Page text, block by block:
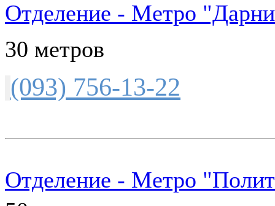
Отделение - Метро
30 метров
(093) 756-13-22
Отделение - Метро